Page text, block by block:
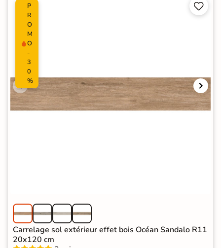
P
R
O
M
O
-
3
0
%


Carrelage sol extérieur effet bois Océan Sandalo R11
20x120 cm